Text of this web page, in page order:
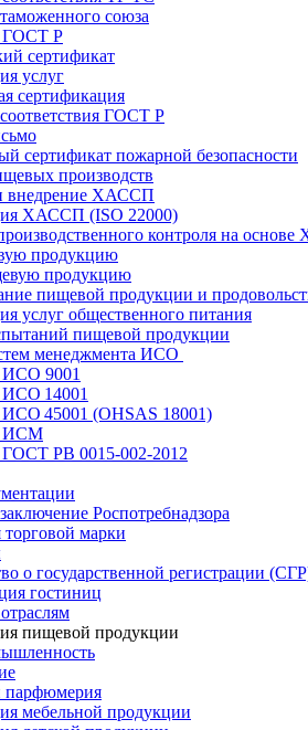
союза
ГОСТ Р
сертификат
услуг
сертификация
ГОСТ Р
сертификат пожарной безопасности
производств
внедрение ХАССП
ХАССП (ISO 22000)
контроля на
продукцию
продукцию
пищевой продукции и
услуг общественного питания
пищевой продукции
менеджмента ИСО
ИСО 9001
ИСО 14001
45001 (OHSAS 18001)
ИСМ
ГОСТ РВ 0015-002-2012
Роспотребнадзора
торговой марки
о государственной регистрации
гостиниц
пищевой продукции
парфюмерия
мебельной продукции